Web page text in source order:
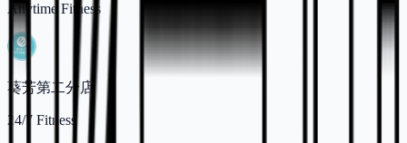
Anytime Fitness
葵芳第二分店
24/7 Fitness